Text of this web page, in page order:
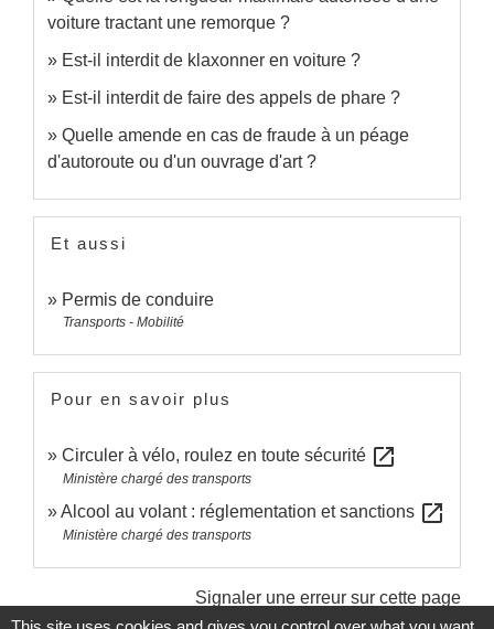
voiture tractant une remorque ?
Est-il interdit de klaxonner en voiture ?
Est-il interdit de faire des appels de phare ?
Quelle amende en cas de fraude à un péage
d'autoroute ou d'un ouvrage d'art ?
Et aussi
Permis de conduire
Transports - Mobilité
Pour en savoir plus
Circuler à vélo, roulez en toute sécurité open_in_new
Ministère chargé des transports
Alcool au volant : réglementation et sanctions open_in_new
Ministère chargé des transports
Signaler une erreur sur cette page